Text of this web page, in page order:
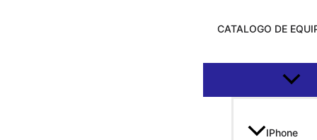
CATALOGO DE
IPhone